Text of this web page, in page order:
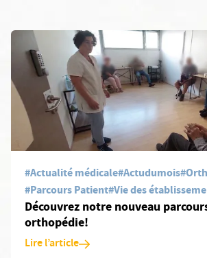
En savoir plus: Découvrez notre nouveau
#Actualité médicale#Actudumois
#Parcours Patient#Vie des
Découvrez notre nouveau
orthopédie!
Lire l’article